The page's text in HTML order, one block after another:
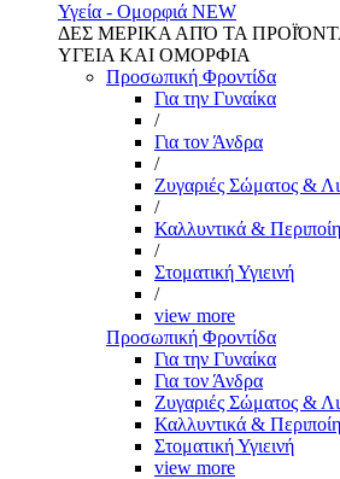
Υγεία - Ομορφιά NEW
ΔΕΣ ΜΕΡΙΚΑ ΑΠΌ ΤΑ
ΥΓΕΙΑ ΚΑΙ ΟΜΟΡΦΙΑ
Προσωπική Φροντίδα
Για την Γυναίκα
/
Για τον Άνδρα
/
Ζυγαριές Σώματος &
/
Καλλυντικά &
/
Στοματική Υγιεινή
/
view more
Προσωπική Φροντίδα
Για την Γυναίκα
Για τον Άνδρα
Ζυγαριές Σώματος &
Καλλυντικά &
Στοματική Υγιεινή
view more